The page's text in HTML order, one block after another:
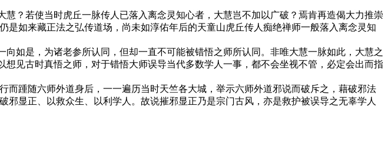
若使当时虎丘一脉传人已落入离念灵知心者，大慧岂不加以广破？焉肯再造偈大力推崇
如来藏正法之弘传道场，尚未如淳佑年后的天童山虎丘传人痴绝禅师一般落入离念灵知
是，为诸老参所认同，但却一直不可能被错悟之师所认同。非唯大慧一脉如此，大慧之
见古时真悟之师，对于错悟大师误导当代多数学人一事，都不会坐视不管，必定会出而指
踵随六师外道身后，一一遍历当时天竺各大城，举示六师外道邪说而破斥之，藉破邪法
显正、以救众生、以利学人。故说摧邪显正乃是宗门古风，亦是救护被误导之无辜学人